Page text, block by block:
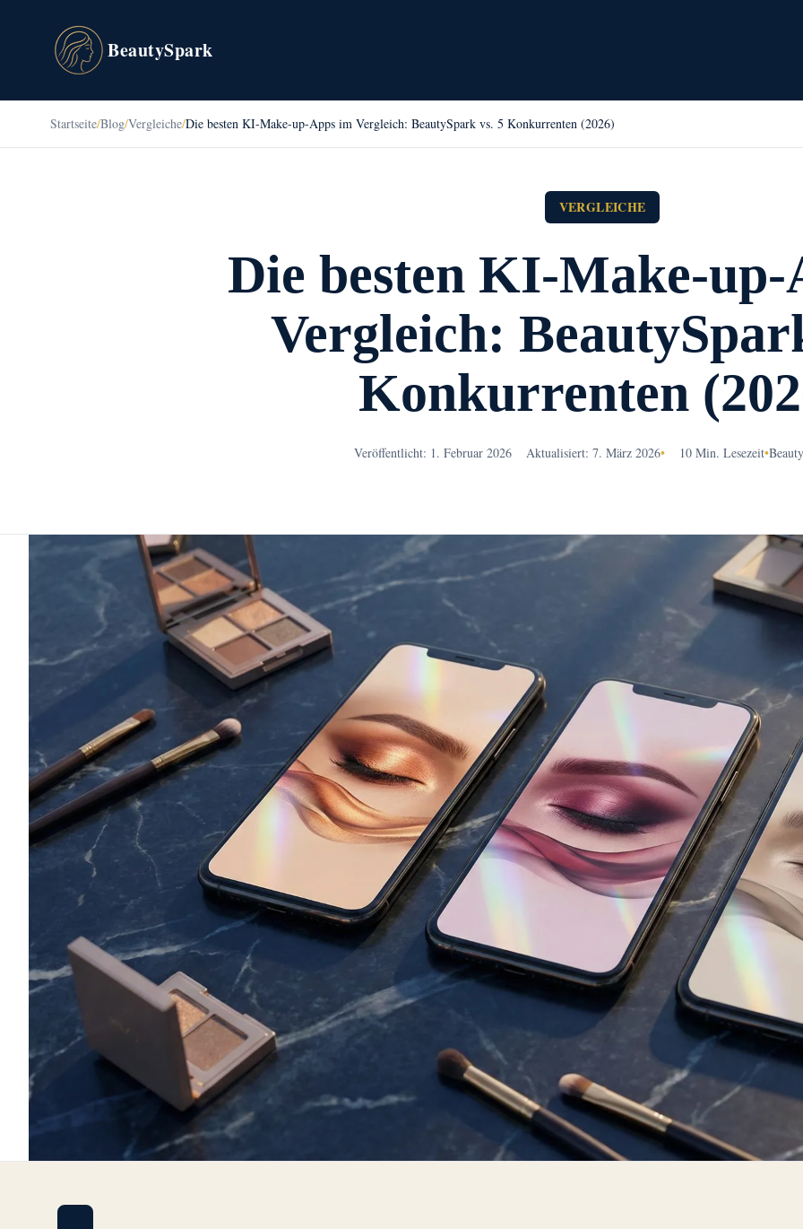
BeautySpark
Startseite/Blog/Vergleiche/Die besten KI-Make-up-Apps im Vergleich: BeautySpark vs. 5 Konkurrenten (2026)
VERGLEICHE
Die besten KI-Make-up-
Vergleich:
Konkurrenten
Veröffentlicht: 1. Februar 2026 Aktualisiert: 7. März 2026• 10 Min. Lesezeit•